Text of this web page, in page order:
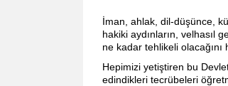
İman, ahlak, dil-düşünce,
hakiki aydınların, velhasıl
ne kadar tehlikeli
Hepimizi yetiştiren bu
edindikleri tecrübeleri